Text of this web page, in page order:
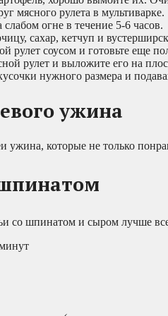
мясного рулета в мультиварке.
слабом огне в течение 5-6 часов.
сахар, кетчуп и
рулет соусом и готовьте еще
рулет и выложите его на
нужного размера и
ужина
ужина, которые не только
со шпинатом и сыром лучше